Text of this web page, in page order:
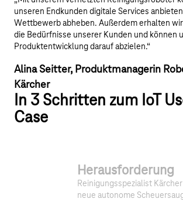
unseren Endkunden digitale Services
Wettbewerb abheben. Außerdem erhalten
die Bedürfnisse unserer Kunden und können
Produktentwicklung darauf abzielen.“
Alina Seitter, Produktmanagerin
Kärcher
In 3 Schritten zum IoT
Case
Herausforderung
Reinigungsspezialist
neue autonome